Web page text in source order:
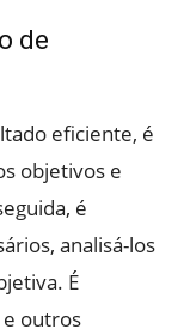
de
eficiente, é
objetivos e
é
analisá-los
É
outros